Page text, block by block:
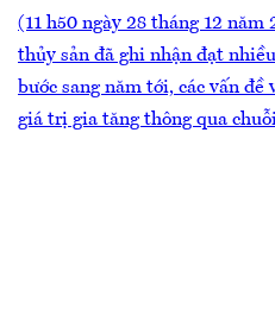
(11 h50 ngày 28 tháng 12 năm
thủy sản đã ghi nhận đạt
bước sang năm tới, các vấn đề
giá trị gia tăng thông qua